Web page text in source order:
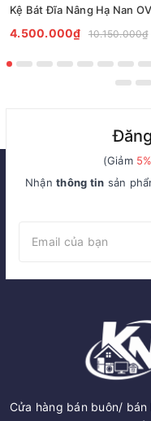
4.500.000₫ 10.150.000₫
(Giảm 5%
Nhậnthông tin sản
Cửa hàng bán buôn/